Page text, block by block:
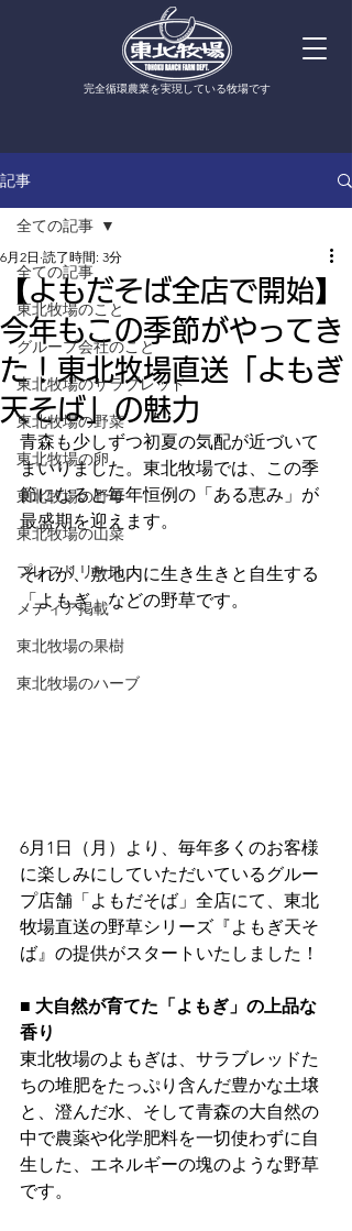
​完全循環農業を実現している牧場です
記事
全ての記事
東北牧場のこと
グループ会社のこと
東北牧場のサラブレッド
東北牧場の野菜
東北牧場の卵
東北牧場の野草
東北牧場の山菜
プレスリリース
メディア掲載
東北牧場の果樹
東北牧場のハーブ
全ての記事
【よもだそば全店で開始】
今年もこの季節がやってき
た！東北牧場直送「よもぎ
天そば」の魅力
6月2日 読了時間: 3分
青森も少しずつ初夏の気配が近づいて
まいりました。東北牧場では、この季
節になると毎年恒例の「ある恵み」が
最盛期を迎えます。
それが、敷地内に生き生きと自生する
「よもぎ」などの野草です。
6月1日（月）より、毎年多くのお客様
に楽しみにしていただいているグルー
プ店舗「よもだそば」全店にて、東北
牧場直送の野草シリーズ『よもぎ天そ
ば』の提供がスタートいたしました！
■ 大自然が育てた「よもぎ」の上品な
香り
東北牧場のよもぎは、サラブレッドた
ちの堆肥をたっぷり含んだ豊かな土壌
と、澄んだ水、そして青森の大自然の
中で農薬や化学肥料を一切使わずに自
生した、エネルギーの塊のような野草
です。